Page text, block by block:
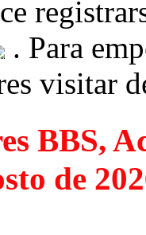
. Para
visitar
BBS,
de